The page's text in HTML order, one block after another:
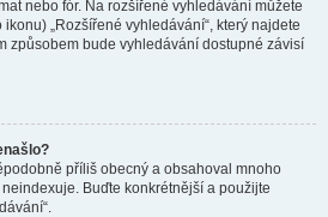
nebo fór. Na rozšířené vyhledávání můžete
„Rozšířené vyhledávání“, který najdete
způsobem bude vyhledávání dostupné závisí
příliš obecný a obsahoval mnoho
Buďte konkrétnější a použijte